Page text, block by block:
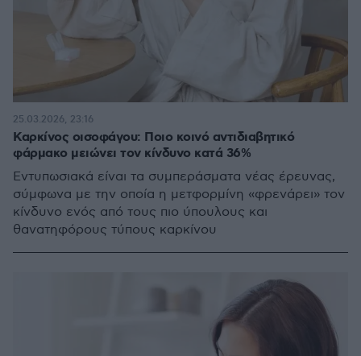
Καρκίνος οισοφάγου: Ποιο κοινό αντιδιαβητικό
φάρμακο μειώνει τον κίνδυνο κατά 36%
Εντυπωσιακά είναι τα συμπεράσματα νέας έρευνας,
σύμφωνα με την οποία η μετφορμίνη «φρενάρει» τον
κίνδυνο ενός από τους πιο ύπουλους και
θανατηφόρους τύπους καρκίνου
25.03.2026, 23:16